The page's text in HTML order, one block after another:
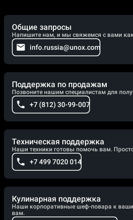
Общие запросы
Напишите нам, и мы свяжемся с вами
info.russia@unox.com
Поддержка по продажам
Позвоните нашим специалистам для
+7 (812) 30-99-007
Техническая поддержка
Наши техники готовы помочь вам.
+7 499 7020 014
Кулинарная поддержка
Наши корпоративные шеф-повара к
вам.